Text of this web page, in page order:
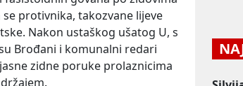
protivnika, takozvane lijeve
Nakon ustaškog ušatog U, s
Brođani i komunalni redari
zidne poruke prolaznicima